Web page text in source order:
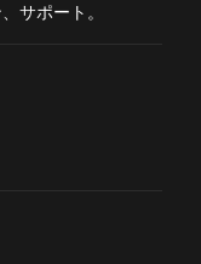
サポート。